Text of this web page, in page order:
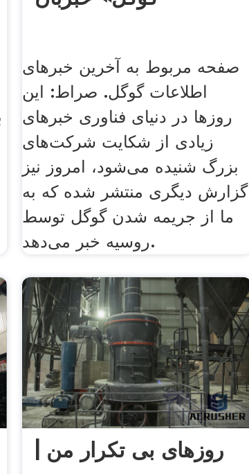
صفحه مربوط به آخرین خبرهای
اطلاعات گوگل. صراط: این
روز‌ها در دنیای فناوری خبر‌های
زیادی از شکایت شرکت‌های
بزرگ شنیده می‌شود، امروز نیز
گزارش دیگری منتشر شده که به
ما از جریمه شدن گوگل توسط
روسیه خبر می‌دهد.
روزهای بی تکرار من |